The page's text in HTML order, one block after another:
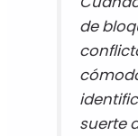
de
suerte